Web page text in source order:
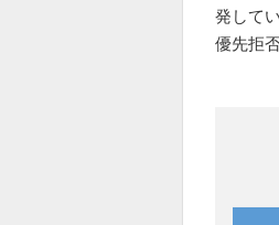
発して
優先拒